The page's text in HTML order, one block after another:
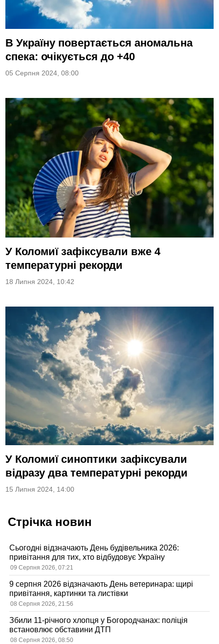
В Україну повертається аномальна
спека: очікується до +40
05 Серпня 2024, 08:00
У Коломиї зафіксували вже 4
температурні рекорди
18 Липня 2024, 10:42
У Коломиї синоптики зафіксували
відразу два температурні рекорди
15 Липня 2024, 14:00
Стрічка новин
Сьогодні відзначають День будівельника 2026:
привітання для тих, хто відбудовує Україну
09 Серпня 2026, 07:21
9 серпня 2026 відзначають День ветеринара: щирі
привітання, картинки та листівки
08 Серпня 2026, 21:56
Збили 11-річного хлопця у Богородчанах: поліція
встановлює обставини ДТП
08 Серпня 2026, 08:50